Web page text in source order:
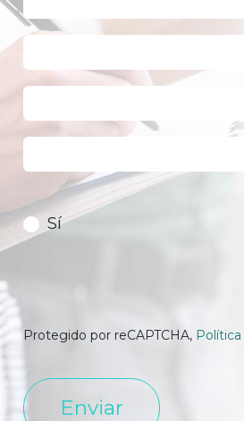
Sí
Protegido por reCAPTCHA,
Enviar